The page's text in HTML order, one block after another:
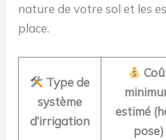
nature de votre sol et les
place.
Type de
système
d’irrigation
estimé
pose)